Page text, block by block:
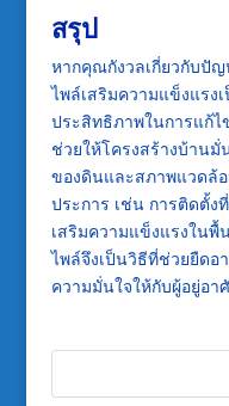
สรุป
หากคุณกังวลเกี่ยวกับปัญ
ไพล์เสริมความแข็งแรง
ประสิทธิภาพในการแก้ไ
ช่วยให้โครงสร้างบ้าน
ของดินและสภาพแวดล้
ประการ เช่น การติดตั้ง
เสริมความแข็งแรงในพื้
ไพล์จึงเป็นวิธีที่ช่วยยืดอ
ความมั่นใจให้กับผู้อยู่อา